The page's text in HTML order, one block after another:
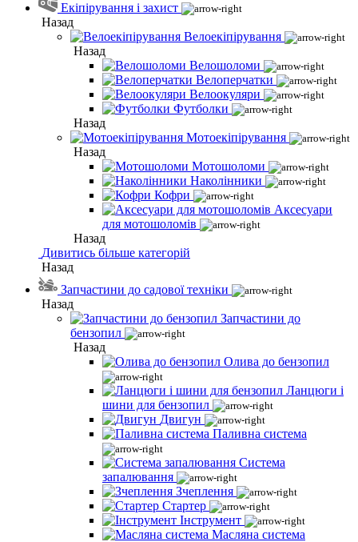
Екіпірування і захист
Назад
Велоекіпірування
Назад
Велошоломи
Велоперчатки
Велоокуляри
Футболки
Назад
Мотоекіпірування
Назад
Мотошоломи
Наколінники
Кофри
Аксесуари
для мотошоломів
Назад
Дивитись більше категорій
Назад
Запчастини до садової техніки
Назад
Запчастини до
бензопил
Назад
Олива до бензопил
Ланцюги і
шини для бензопил
Двигун
Паливна система
Система
запалювання
Зчеплення
Стартер
Інструмент
Масляна система